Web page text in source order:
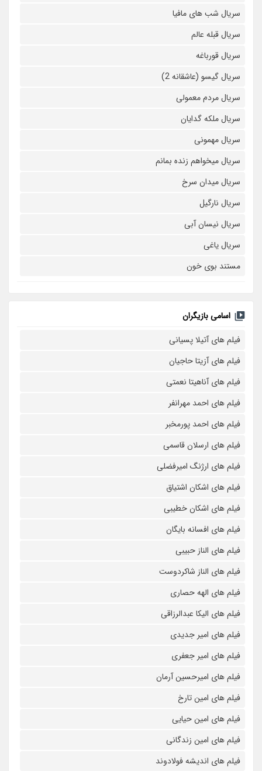
سریال شب های مافیا
سریال قبله عالم
سریال قورباغه
سریال گیسو (عاشقانه 2)
سریال مردم معمولی
سریال ملکه گدایان
سریال مهمونی
سریال میخواهم زنده بمانم
سریال میدان سرخ
سریال نارگیل
سریال نیسان آبی
سریال یاغی
مستند بوی خون
اسامی بازیگران
فیلم های آتیلا پسیانی
فیلم های آزیتا حاجیان
فیلم های آناهیتا نعمتی
فیلم های احمد مهرانفر
فیلم های احمد پورمخبر
فیلم های ارسلان قاسمی
فیلم های ارژنگ امیرفضلی
فیلم های اشکان اشتیاق
فیلم های اشکان خطیبی
فیلم های افسانه بایگان
فیلم های الناز حبیبی
فیلم های الناز شاکردوست
فیلم های الهه حصاری
فیلم های الیکا عبدالرزاقی
فیلم های امیر جدیدی
فیلم های امیر جعفری
فیلم های امیرحسین آرمان
فیلم های امین تارخ
فیلم های امین حیایی
فیلم های امین زندگانی
فیلم های اندیشه فولادوند